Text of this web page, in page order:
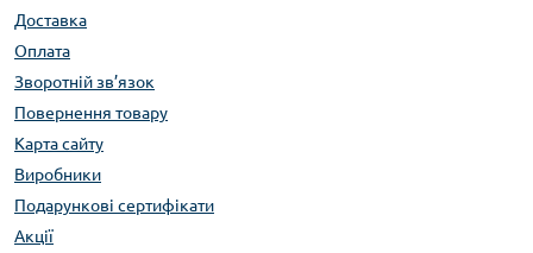
Доставка
Оплата
Зворотній зв’язок
Повернення товару
Карта сайту
Виробники
Подарункові сертифікати
Акції